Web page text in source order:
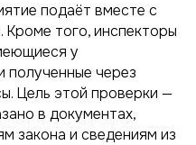
подаёт вместе с
Кроме того, инспекторы
у
полученные через
Цель этой проверки —
в документах,
закона и сведениям из